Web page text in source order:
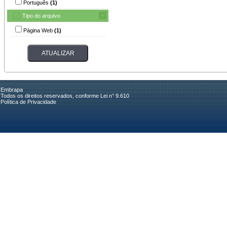
Português (1)
Tipo do arquivo
Página Web (1)
Embrapa
Todos os direitos reservados, conforme Lei n° 9.610
Política de Privacidade